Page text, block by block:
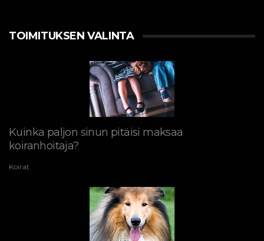
TOIMITUKSEN VALINTA
Kuinka paljon sinun pitäisi maksaa
koiranhoitaja?
Koirat